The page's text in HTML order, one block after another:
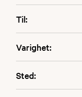
Til:
Varighet:
Sted: